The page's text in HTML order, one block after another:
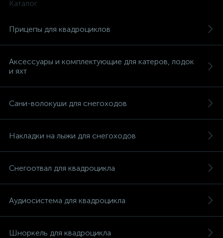
Каталог
Прицепы для квадроциклов
Аксессуары и комплектующие для катеров, лодок
и яхт
Сани-волокуши для снегоходов
Накладки на лыжи для снегоходов
Снегоотвал для квадроцикла
Аудиосистема для квадроцикла
Шноркель для квадроцикла